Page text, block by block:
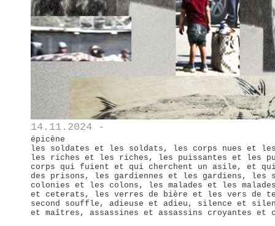
14.11.2024 -
épicène
les soldates et les soldats, les corps nues et
les riches et les riches, les puissantes et les
corps qui fuient et qui cherchent un asile, et qui
des prisons, les gardiennes et les gardiens,
colonies et les colons, les malades et les
et ceterats, les verres de bière et les vers de
second souffle, adieuse et adieu, silence et
et maîtres, assassines et assassins croyantes